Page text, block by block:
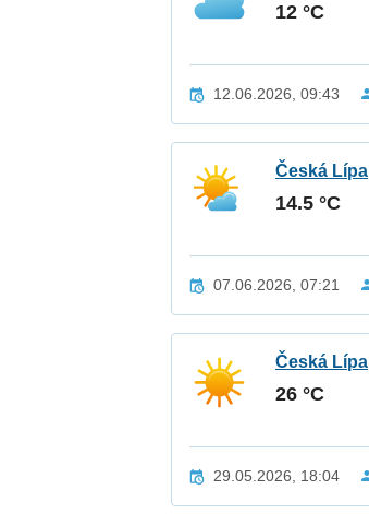
12 °C
12.06.2026, 09:43
Česká Lípa
14.5 °C
07.06.2026, 07:21
Česká Lípa
26 °C
29.05.2026, 18:04